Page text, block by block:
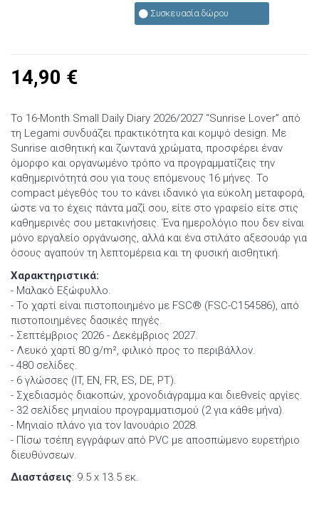
Συσκευασία δώρου
14,90 €
Το 16-Month Small Daily Diary 2026/2027 “Sunrise Lover” από
τη Legami συνδυάζει πρακτικότητα και κομψό design. Με
Sunrise αισθητική και ζωντανά χρώματα, προσφέρει έναν
όμορφο και οργανωμένο τρόπο να προγραμματίζεις την
καθημερινότητά σου για τους επόμενους 16 μήνες. Το
compact μέγεθός του το κάνει ιδανικό για εύκολη μεταφορά,
ώστε να το έχεις πάντα μαζί σου, είτε στο γραφείο είτε στις
καθημερινές σου μετακινήσεις. Ένα ημερολόγιο που δεν είναι
μόνο εργαλείο οργάνωσης, αλλά και ένα στιλάτο αξεσουάρ για
όσους αγαπούν τη λεπτομέρεια και τη φυσική αισθητική.
Χαρακτηριστικά:
- Μαλακό Εξώφυλλο.
- Το χαρτί είναι πιστοποιημένο με FSC® (FSC-C154586), από
πιστοποιημένες δασικές πηγές.
- Σεπτέμβριος 2026 - Δεκέμβριος 2027.
- Λευκό χαρτί 80 g/m², φιλικό προς το περιβάλλον.
- 480 σελίδες.
- 6 γλώσσες (IT, EN, FR, ES, DE, PT).
- Σχεδιασμός διακοπών, χρονοδιάγραμμα και διεθνείς αργίες.
- 32 σελίδες μηνιαίου προγραμματισμού (2 για κάθε μήνα).
- Μηνιαίο πλάνο για τον Ιανουάριο 2028.
- Πίσω τσέπη εγγράφων από PVC με αποσπώμενο ευρετήριο
διευθύνσεων.
Διαστάσεις: 9.5 x 13.5 εκ.